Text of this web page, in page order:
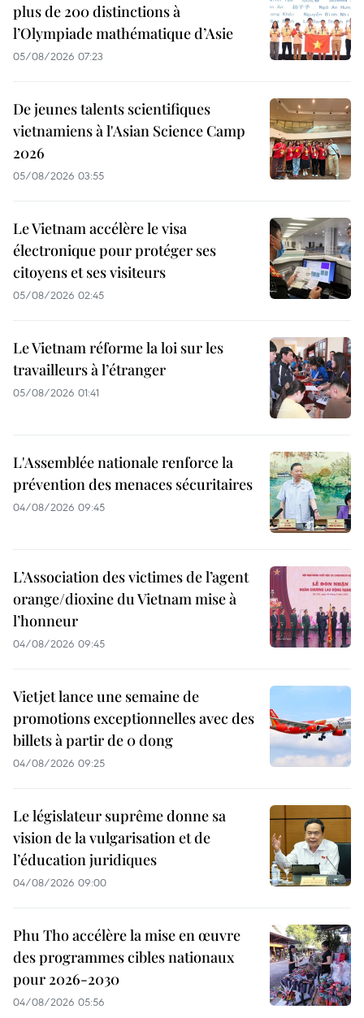
plus de 200 distinctions à
l’Olympiade mathématique d’Asie
05/08/2026 07:23
De jeunes talents scientifiques
vietnamiens à l'Asian Science Camp
2026
05/08/2026 03:55
Le Vietnam accélère le visa
électronique pour protéger ses
citoyens et ses visiteurs
05/08/2026 02:45
Le Vietnam réforme la loi sur les
travailleurs à l’étranger
05/08/2026 01:41
L'Assemblée nationale renforce la
prévention des menaces sécuritaires
04/08/2026 09:45
L’Association des victimes de l’agent
orange/dioxine du Vietnam mise à
l’honneur
04/08/2026 09:45
Vietjet lance une semaine de
promotions exceptionnelles avec des
billets à partir de 0 dong
04/08/2026 09:25
Le législateur suprême donne sa
vision de la vulgarisation et de
l’éducation juridiques
04/08/2026 09:00
Phu Tho accélère la mise en œuvre
des programmes cibles nationaux
pour 2026-2030
04/08/2026 05:56